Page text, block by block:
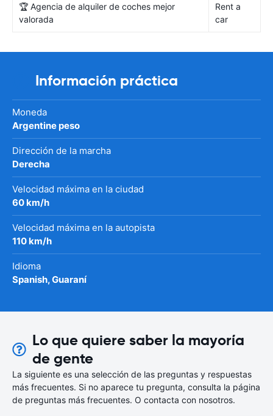
🏆 Agencia de alquiler de coches mejor
valorada
Rent a
car
Información práctica
Moneda
Argentine peso
Dirección de la marcha
Derecha
Velocidad máxima en la ciudad
60 km/h
Velocidad máxima en la autopista
110 km/h
Idioma
Spanish, Guaraní
Lo que quiere saber la mayoría
de gente
La siguiente es una selección de las preguntas y respuestas
más frecuentes. Si no aparece tu pregunta, consulta la página
de preguntas más frecuentes. O contacta con nosotros.